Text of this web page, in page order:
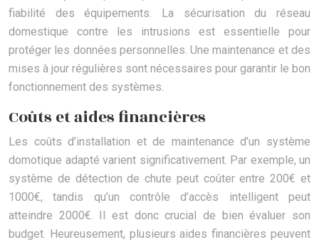
fiabilité des équipements. La sécurisation du réseau
domestique contre les intrusions est essentielle pour
protéger les données personnelles. Une maintenance et des
mises à jour régulières sont nécessaires pour garantir le bon
fonctionnement des systèmes.
Coûts et aides financières
Les coûts d’installation et de maintenance d’un système
domotique adapté varient significativement. Par exemple, un
système de détection de chute peut coûter entre 200€ et
1000€, tandis qu’un contrôle d’accès intelligent peut
atteindre 2000€. Il est donc crucial de bien évaluer son
budget. Heureusement, plusieurs aides financières peuvent